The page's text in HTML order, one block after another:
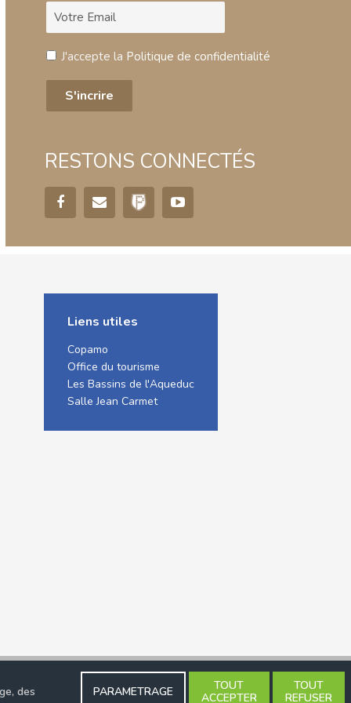
J'accepte la Politique de confidentialité
RESTONS CONNECTÉS
Liens utiles
Copamo
Office du tourisme
Les Bassins de l'Aqueduc
Salle Jean Carmet
des
PARAMETRAGE
TOUT
ACCEPTER
TOUT
REFUSER
RéalisationCom-OnWeb